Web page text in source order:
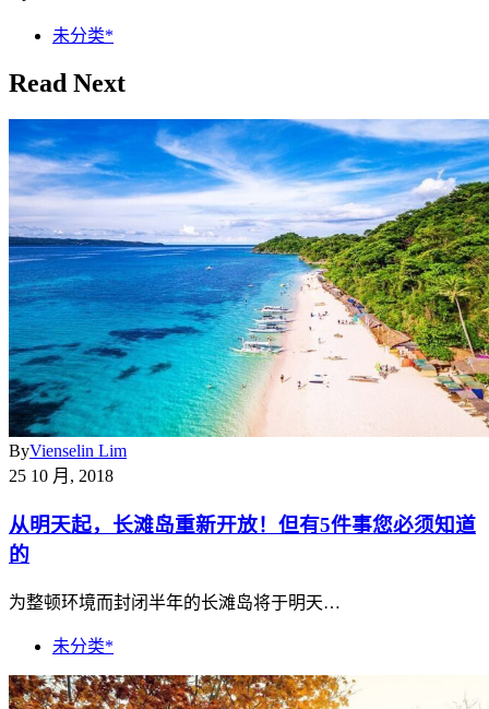
未分类*
Read Next
ByVienselin Lim
25 10 月, 2018
从明天起，长滩岛重新开放！但有5件事您必须知道
的
为整顿环境而封闭半年的长滩岛将于明天…
未分类*